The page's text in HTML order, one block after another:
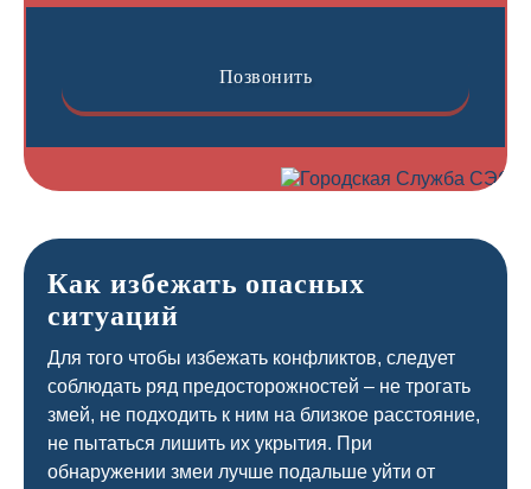
Позвонить
Как избежать опасных
ситуаций
Для того чтобы избежать конфликтов, следует
соблюдать ряд предосторожностей – не трогать
змей, не подходить к ним на близкое расстояние,
не пытаться лишить их укрытия. При
обнаружении змеи лучше подальше уйти от